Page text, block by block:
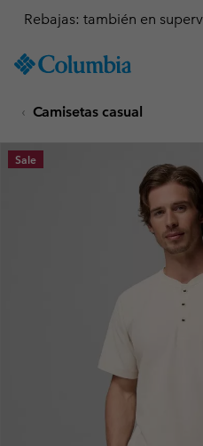
TO
SKIP
MAIN
NAV
Rebajas: también en
Camisetas casual
Sale